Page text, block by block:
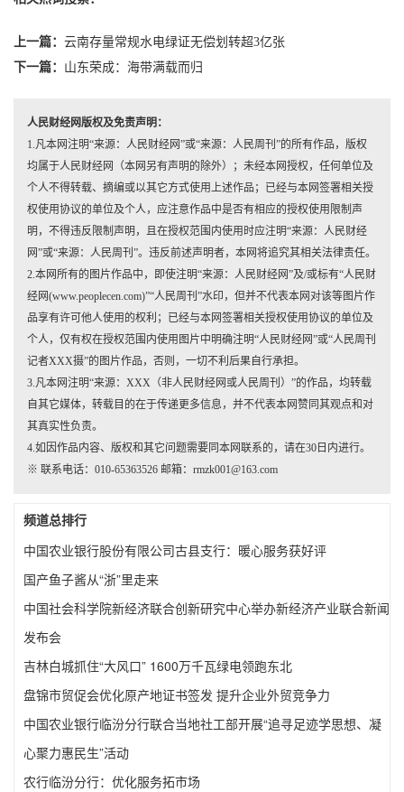
上一篇： 云南存量常规水电绿证无偿划转超3亿张
下一篇： 山东荣成：海带满载而归
人民财经网版权及免责声明：
1.凡本网注明“来源：人民财经网”或“来源：人民周刊”的所有作品，版权
均属于人民财经网（本网另有声明的除外）；未经本网授权，任何单位及
个人不得转载、摘编或以其它方式使用上述作品；已经与本网签署相关授
权使用协议的单位及个人，应注意作品中是否有相应的授权使用限制声
明，不得违反限制声明，且在授权范围内使用时应注明“来源：人民财经
网”或“来源：人民周刊”。违反前述声明者，本网将追究其相关法律责任。
2.本网所有的图片作品中，即使注明“来源：人民财经网”及/或标有“人民财
经网(www.peoplecen.com)”“人民周刊”水印，但并不代表本网对该等图片作
品享有许可他人使用的权利；已经与本网签署相关授权使用协议的单位及
个人，仅有权在授权范围内使用图片中明确注明“人民财经网”或“人民周刊
记者XXX摄”的图片作品，否则，一切不利后果自行承担。
3.凡本网注明“来源：XXX（非人民财经网或人民周刊）”的作品，均转载
自其它媒体，转载目的在于传递更多信息，并不代表本网赞同其观点和对
其真实性负责。
4.如因作品内容、版权和其它问题需要同本网联系的，请在30日内进行。
※ 联系电话：010-65363526 邮箱：rmzk001@163.com
频道总排行
中国农业银行股份有限公司古县支行：暖心服务获好评
国产鱼子酱从“浙”里走来
中国社会科学院新经济联合创新研究中心举办新经济产业联合新闻
发布会
吉林白城抓住“大风口” 1600万千瓦绿电领跑东北
盘锦市贸促会优化原产地证书签发 提升企业外贸竞争力
中国农业银行临汾分行联合当地社工部开展“追寻足迹学思想、凝
心聚力惠民生”活动
农行临汾分行：优化服务拓市场